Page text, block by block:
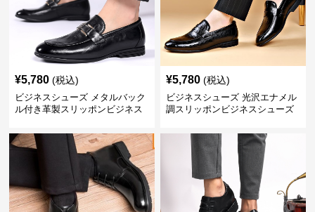
¥5,780 (税込)
ビジネスシューズ メタルバック
ル付き革製スリッポンビジネス
¥5,780 (税込)
ビジネスシューズ 光沢エナメル
調スリッポンビジネスシューズ